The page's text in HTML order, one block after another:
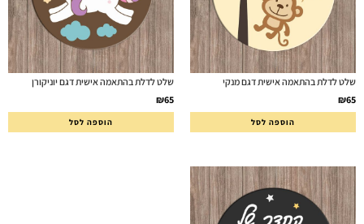
שלט לדלת בהתאמה אישית דגם מנקי
₪65
הוספה לסל
שלט לדלת בהתאמה אישית דגם יוניקורן
₪65
הוספה לסל